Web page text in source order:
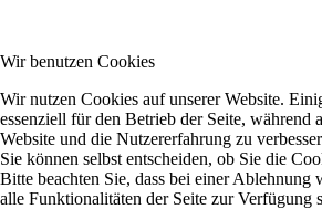
Wir benutzen Cookies
Wir nutzen Cookies auf unserer Website.
essenziell für den Betrieb der Seite, während
Website und die Nutzererfahrung zu
Sie können selbst entscheiden, ob Sie die
Bitte beachten Sie, dass bei einer Ablehnung
alle Funktionalitäten der Seite zur Verfügung